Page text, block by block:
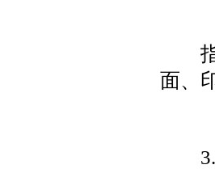
指
面、